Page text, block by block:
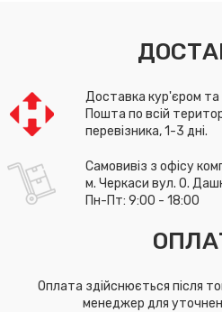
Доставка кур'єром та
Пошта по всій
перевізника, 1-3 дні.
Самовивіз з офісу
м. Черкаси вул. О.
Пн-Пт: 9:00 - 18:00
Оплата здійснюється після
менеджер для